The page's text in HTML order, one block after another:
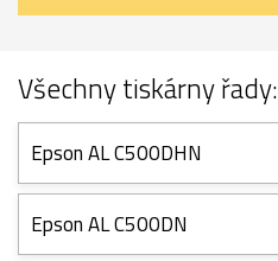
Všechny tiskárny řady:
Epson AL C500DHN
Epson AL C500DN